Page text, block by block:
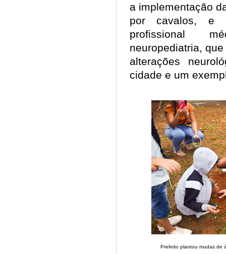
a implementação
por cavalos, e
profissional
neuropediatria,
alterações
cidade e um
Prefeito plantou mudas de